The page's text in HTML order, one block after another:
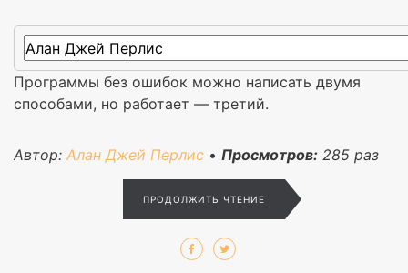
ВОЙТИ
Программы без ошибок можно написать двумя
способами, но работает — третий.
Автор: Алан Джей Перлис • Просмотров: 285 раз
ПРОДОЛЖИТЬ ЧТЕНИЕ